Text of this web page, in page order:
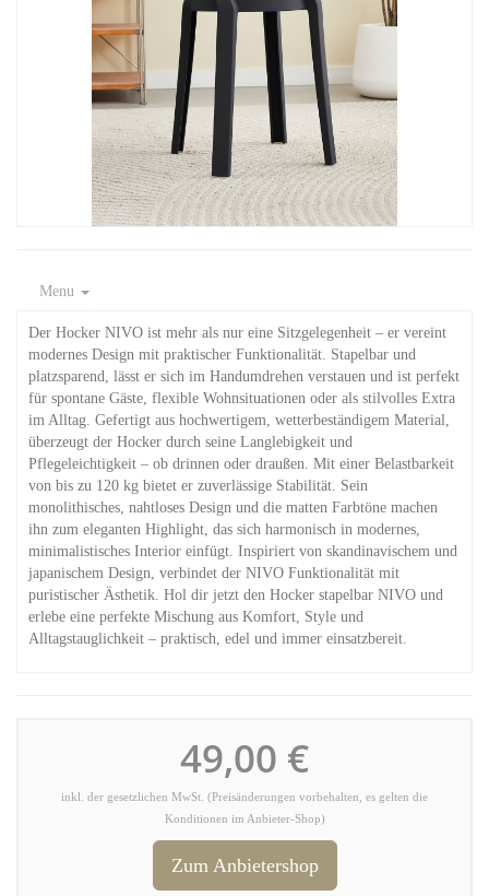
Menu
Der Hocker NIVO ist mehr als nur eine Sitzgelegenheit – er vereint
modernes Design mit praktischer Funktionalität. Stapelbar und
platzsparend, lässt er sich im Handumdrehen verstauen und ist perfekt
für spontane Gäste, flexible Wohnsituationen oder als stilvolles Extra
im Alltag. Gefertigt aus hochwertigem, wetterbeständigem Material,
überzeugt der Hocker durch seine Langlebigkeit und
Pflegeleichtigkeit – ob drinnen oder draußen. Mit einer Belastbarkeit
von bis zu 120 kg bietet er zuverlässige Stabilität. Sein
monolithisches, nahtloses Design und die matten Farbtöne machen
ihn zum eleganten Highlight, das sich harmonisch in modernes,
minimalistisches Interior einfügt. Inspiriert von skandinavischem und
japanischem Design, verbindet der NIVO Funktionalität mit
puristischer Ästhetik. Hol dir jetzt den Hocker stapelbar NIVO und
erlebe eine perfekte Mischung aus Komfort, Style und
Alltagstauglichkeit – praktisch, edel und immer einsatzbereit.
49,00 €
inkl. der gesetzlichen MwSt. (Preisänderungen vorbehalten, es gelten die
Konditionen im Anbieter-Shop)
Zum Anbietershop